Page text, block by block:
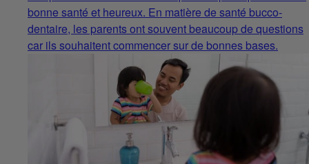
bonne santé et heureux. En matière de santé bucco-
dentaire, les parents ont souvent beaucoup de questions
car ils souhaitent commencer sur de bonnes bases.